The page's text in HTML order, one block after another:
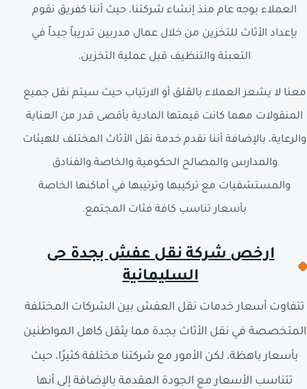
العملاء بوجه عام منذ إنشاء شركتنا، حيث أننا كفريق نقوم
بإعداد الأثاث للتخزين من خلال عمال مدربين تدريباً جيداً في
التعبئة والتنظيف قبل عملية التخزين.
معنا لا يشعر العملاء بالقلق أو الارتياب حيث سيتم نقل جميع
المنقولات مهما كانت قيمتها المادية بأقصى قدر من العناية
والرعاية، بالإضافة أننا نقدم خدمة نقل الأثاث المختلف للهيئات
والمدارس والمصالح الحكومية والخاصة والفنادق
والمستشفيات مع تركيبها وترتيبها في أماكنها الخاصة
بأسعار تناسب كافة فئات المجتمع.
ارخص شركة نقل عفش بجدة حى
السليمانية
تتفاوت أسعار خدمات نقل العفش بين الشركات المختلفة
المتخصصة في نقل الأثاث بجدة مما يثقل كاهل المواطنين
بأسعار باهظة، لكن الأمور مع شركتنا مختلفة كثيرًا، حيث
تتناسب الأسعار مع الجودة المقدمة بالإضافة إلى أنها